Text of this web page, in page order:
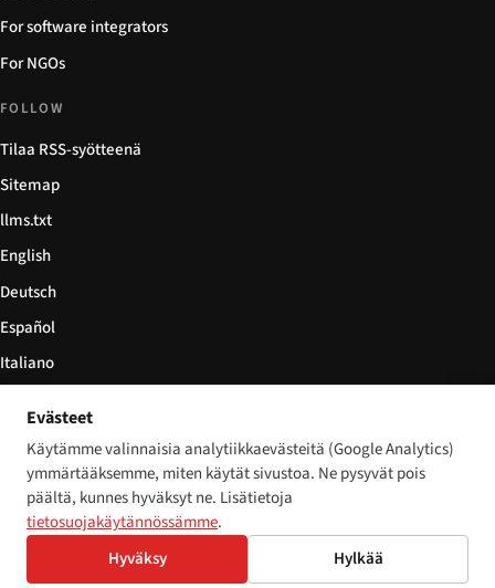
For software integrators
For NGOs
FOLLOW
Tilaa RSS-syötteenä
Sitemap
llms.txt
English
Deutsch
Español
Italiano
© 2026 Disability World. Kaikki oikeudet pidätetään. Cookie settings
DeutschEspañol PolskiFrançais
Evästeet
Käytämme valinnaisia analytiikkaevästeitä (Google Analytics)
ymmärtääksemme, miten käytät sivustoa. Ne pysyvät pois
päältä, kunnes hyväksyt ne. Lisätietoja
tietosuojakäytännössämme.
Hyväksy
Hylkää